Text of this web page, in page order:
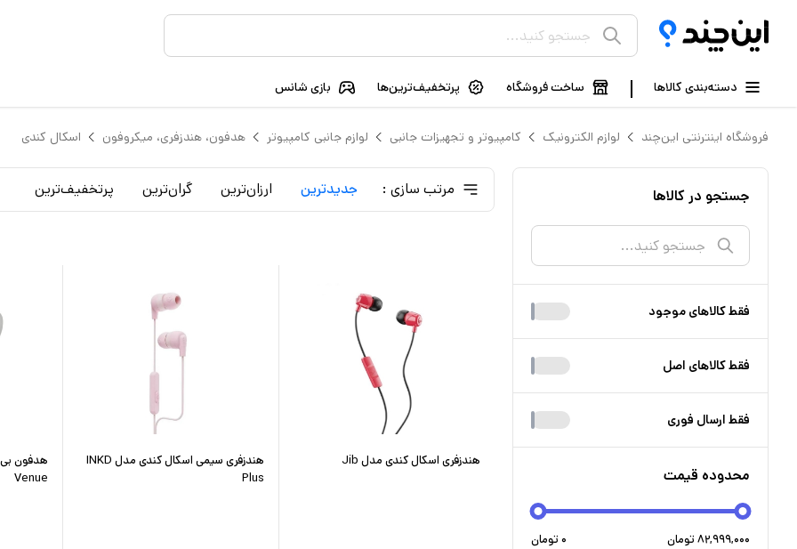
دسته‌بندی کالاها ساخت فروشگاه پرتخفیف‌ترین‌ها بازی شانس
فروشگاه اینترنتی این‌چند لوازم الکترونیک کامپیوتر و تجهیزات جانبی لوازم جانبی کامپیوتر هدفون، هندزفری، میکروفون اسکال کندی
جستجو در کالاها
فقط کالا‌های موجود
فقط کالا‌های اصل
فقط ارسال فوری
محدوده قیمت
۸۲,۹۹۹,۰۰۰ تومان ۰ تومان
مرتب سازی : جدید‌ترین ارزان‌ترین گران‌ترین پرتخفیف‌ترین
هندزفری اسکال کندی مدل Jib
هندزفری سیمی اسکال کندی مدل INKD
Plus
هدفون
Venue